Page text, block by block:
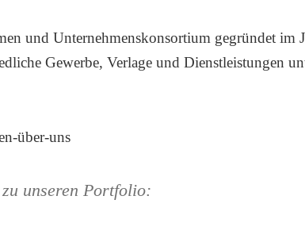
und Unternehmenskonsortium gegründet im
Gewerbe, Verlage und Dienstleistungen
unseren Portfolio: